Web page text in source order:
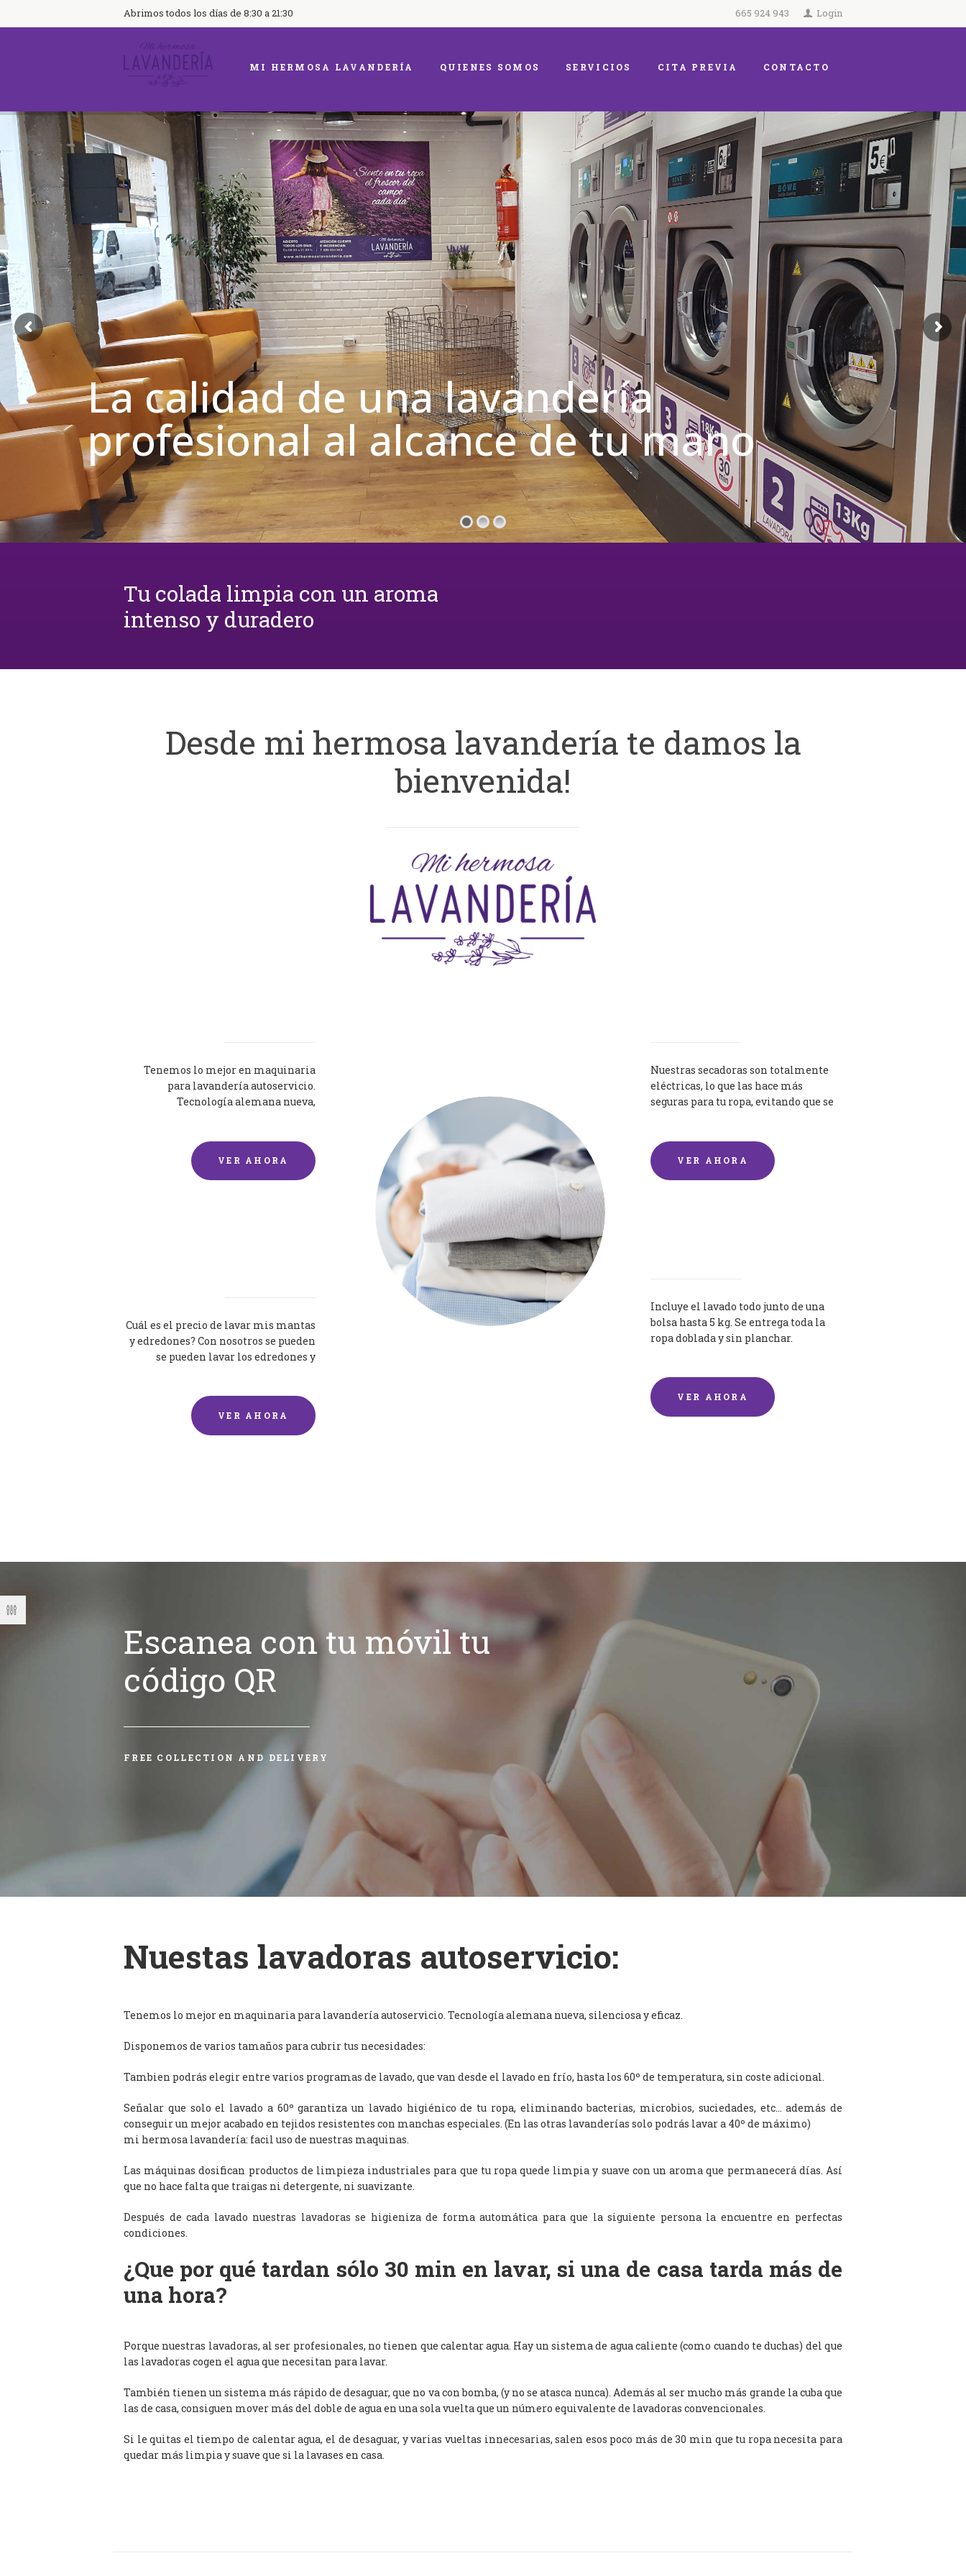
Abrimos todos los días de 8:30 a 21:30 665 924 943 Login
MI HERMOSA LAVANDERÍA QUIENES SOMOS SERVICIOS CITA PREVIA CONTACTO
La calidad de una lavandería
profesional al alcance de tu mano
Tu colada limpia con un aroma
intenso y duradero
Desde mi hermosa lavandería te damos la
bienvenida!
Tenemos lo mejor en maquinaria
para lavandería autoservicio.
Tecnología alemana nueva,
VER AHORA
Nuestras secadoras son totalmente
eléctricas, lo que las hace más
seguras para tu ropa, evitando que se
VER AHORA
Cuál es el precio de lavar mis mantas
y edredones? Con nosotros se pueden
se pueden lavar los edredones y
VER AHORA
Incluye el lavado todo junto de una
bolsa hasta 5 kg. Se entrega toda la
ropa doblada y sin planchar.
VER AHORA
Escanea con tu móvil tu
código QR
FREE COLLECTION AND DELIVERY
Nuestas lavadoras autoservicio:
Tenemos lo mejor en maquinaria para lavandería autoservicio. Tecnología alemana nueva, silenciosa y eficaz.
Disponemos de varios tamaños para cubrir tus necesidades:
Tambien podrás elegir entre varios programas de lavado, que van desde el lavado en frío, hasta los 60º de temperatura, sin coste adicional.
Señalar que solo el lavado a 60º garantiza un lavado higiénico de tu ropa, eliminando bacterias, microbios, suciedades, etc… además de
conseguir un mejor acabado en tejidos resistentes con manchas especiales. (En las otras lavanderías solo podrás lavar a 40º de máximo)
mi hermosa lavandería: facil uso de nuestras maquinas.
Las máquinas dosifican productos de limpieza industriales para que tu ropa quede limpia y suave con un aroma que permanecerá días. Así
que no hace falta que traigas ni detergente, ni suavizante.
Después de cada lavado nuestras lavadoras se higieniza de forma automática para que la siguiente persona la encuentre en perfectas
condiciones.
¿Que por qué tardan sólo 30 min en lavar, si una de casa tarda más de
una hora?
Porque nuestras lavadoras, al ser profesionales, no tienen que calentar agua. Hay un sistema de agua caliente (como cuando te duchas) del que
las lavadoras cogen el agua que necesitan para lavar.
También tienen un sistema más rápido de desaguar, que no va con bomba, (y no se atasca nunca). Además al ser mucho más grande la cuba que
las de casa, consiguen mover más del doble de agua en una sola vuelta que un número equivalente de lavadoras convencionales.
Si le quitas el tiempo de calentar agua, el de desaguar, y varias vueltas innecesarias, salen esos poco más de 30 min que tu ropa necesita para
quedar más limpia y suave que si la lavases en casa.